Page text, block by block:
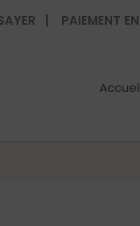
| PAIEMENT EN
Accueil